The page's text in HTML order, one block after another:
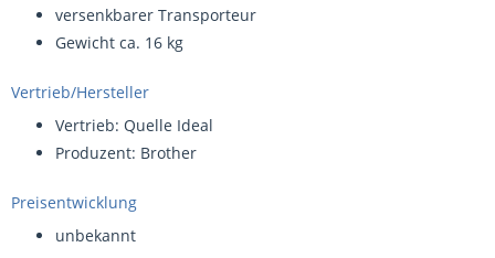
versenkbarer Transporteur
Gewicht ca. 16 kg
Vertrieb/Hersteller
Vertrieb: Quelle Ideal
Produzent: Brother
Preisentwicklung
unbekannt